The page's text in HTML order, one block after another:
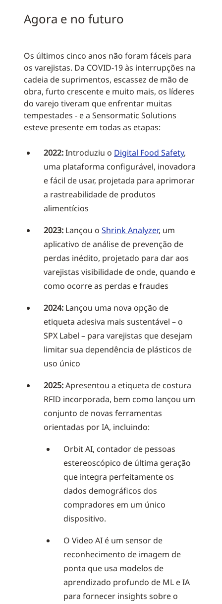
Agora e no futuro
Os últimos cinco anos não foram fáceis para
os varejistas. Da COVID-19 às interrupções na
cadeia de suprimentos, escassez de mão de
obra, furto crescente e muito mais, os líderes
do varejo tiveram que enfrentar muitas
tempestades - e a Sensormatic Solutions
esteve presente em todas as etapas:
2022:Introduziu o Digital Food Safety,
uma plataforma configurável, inovadora
e fácil de usar, projetada para aprimorar
a rastreabilidade de produtos
alimentícios
2023: Lançou o Shrink Analyzer, um
aplicativo de análise de prevenção de
perdas inédito, projetado para dar aos
varejistas visibilidade de onde, quando e
como ocorre as perdas e fraudes
2024: Lançou uma nova opção de
etiqueta adesiva mais sustentável – o
SPX Label – para varejistas que desejam
limitar sua dependência de plásticos de
uso único
2025:Apresentou a etiqueta de costura
RFID incorporada, bem como lançou um
conjunto de novas ferramentas
orientadas por IA, incluindo:
Orbit AI, contador de pessoas
estereoscópico de última geração
que integra perfeitamente os
dados demográficos dos
compradores em um único
dispositivo.
O Video AI é um sensor de
reconhecimento de imagem de
ponta que usa modelos de
aprendizado profundo de ML e IA
para fornecer insights sobre o